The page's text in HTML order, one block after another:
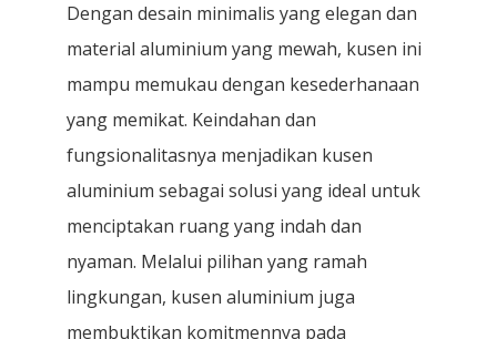
Dengan desain minimalis yang elegan dan
material aluminium yang mewah, kusen ini
mampu memukau dengan kesederhanaan
yang memikat. Keindahan dan
fungsionalitasnya menjadikan kusen
aluminium sebagai solusi yang ideal untuk
menciptakan ruang yang indah dan
nyaman. Melalui pilihan yang ramah
lingkungan, kusen aluminium juga
membuktikan komitmennya pada